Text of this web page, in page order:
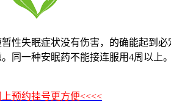
失眠症状没有伤害，的确能起到必
同一种安眠药不能接连服用4周以
预约挂号更方便<<<<